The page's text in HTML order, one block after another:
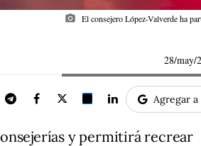
photo_camera El consejero López-Valverde ha
28/may/
Agregar a
y permitirá recrear